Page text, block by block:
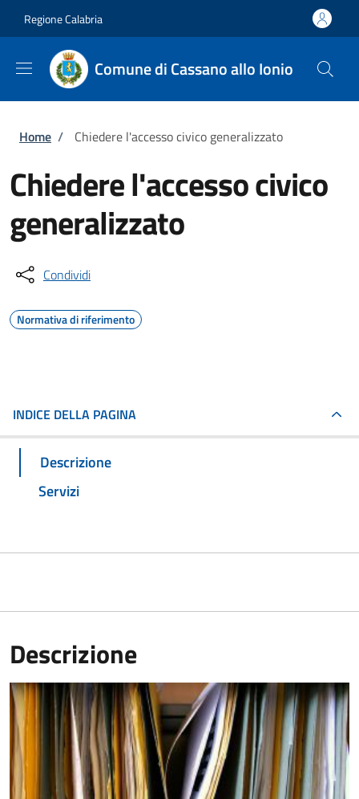
Regione Calabria
Comune di Cassano allo Ionio
Briciole di pane
Home / Chiedere l'accesso civico generalizzato
Chiedere l'accesso civico
generalizzato
Condividi
Normativa di riferimento
INDICE DELLA PAGINA
Descrizione
Servizi
Descrizione